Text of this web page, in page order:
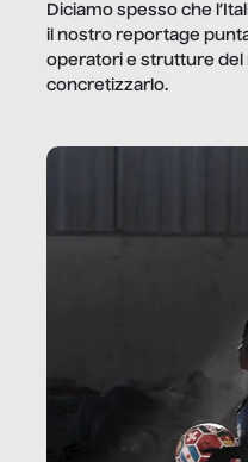
Diciamo spesso che
il nostro reportage
operatori e strutture del
concretizzarlo.